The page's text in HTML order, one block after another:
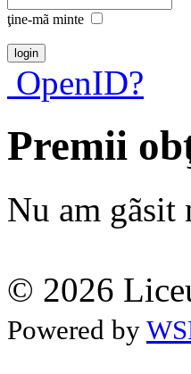
ţine-mã minte
OpenID?
Premii
Nu am gãsit
© 2026
Powered by